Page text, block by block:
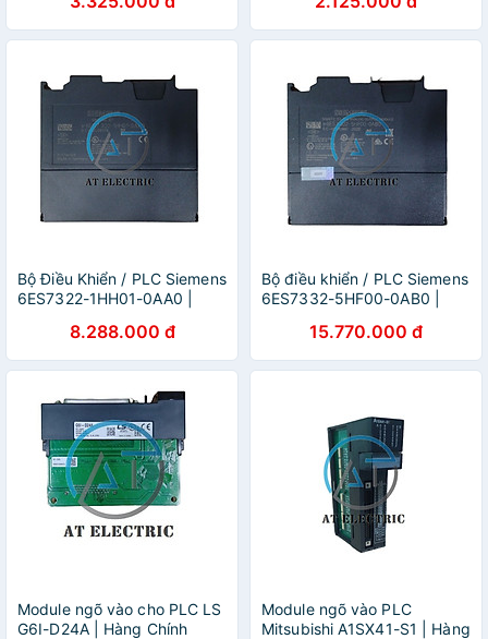
Bộ Điều Khiển / PLC Siemens
6ES7322-1HH01-0AA0 |
8.288.000 đ
Bộ điều khiển / PLC Siemens
6ES7332-5HF00-0AB0 |
15.770.000 đ
Module ngõ vào cho PLC LS
G6I-D24A | Hàng Chính
Module ngõ vào PLC
Mitsubishi A1SX41-S1 | Hàng